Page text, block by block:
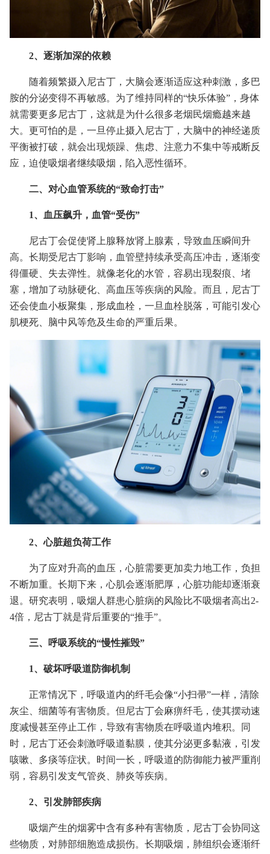
2、逐渐加深的依赖
随着频繁摄入尼古丁，大脑会逐渐适应这种刺激，多巴
胺的分泌变得不再敏感。为了维持同样的“快乐体验”，身体
就需要更多尼古丁，这就是为什么很多老烟民烟瘾越来越
大。更可怕的是，一旦停止摄入尼古丁，大脑中的神经递质
平衡被打破，就会出现烦躁、焦虑、注意力不集中等戒断反
应，迫使吸烟者继续吸烟，陷入恶性循环。
二、对心血管系统的“致命打击”
1、血压飙升，血管“受伤”
尼古丁会促使肾上腺释放肾上腺素，导致血压瞬间升
高。长期受尼古丁影响，血管壁持续承受高压冲击，逐渐变
得僵硬、失去弹性。就像老化的水管，容易出现裂痕、堵
塞，增加了动脉硬化、高血压等疾病的风险。而且，尼古丁
还会使血小板聚集，形成血栓，一旦血栓脱落，可能引发心
肌梗死、脑中风等危及生命的严重后果。
2、心脏超负荷工作
为了应对升高的血压，心脏需要更加卖力地工作，负担
不断加重。长期下来，心肌会逐渐肥厚，心脏功能却逐渐衰
退。研究表明，吸烟人群患心脏病的风险比不吸烟者高出2-
4倍，尼古丁就是背后重要的“推手”。
三、呼吸系统的“慢性摧毁”
1、破坏呼吸道防御机制
正常情况下，呼吸道内的纤毛会像“小扫帚”一样，清除
灰尘、细菌等有害物质。但尼古丁会麻痹纤毛，使其摆动速
度减慢甚至停止工作，导致有害物质在呼吸道内堆积。同
时，尼古丁还会刺激呼吸道黏膜，使其分泌更多黏液，引发
咳嗽、多痰等症状。时间一长，呼吸道的防御能力被严重削
弱，容易引发支气管炎、肺炎等疾病。
2、引发肺部疾病
吸烟产生的烟雾中含有多种有害物质，尼古丁会协同这
些物质，对肺部细胞造成损伤。长期吸烟，肺组织会逐渐纤